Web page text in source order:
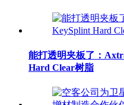
能打透明夹板了：
Hard Clear树脂